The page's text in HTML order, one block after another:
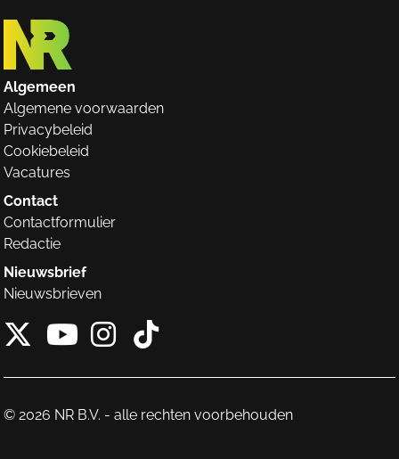
Algemeen
Algemene voorwaarden
Privacybeleid
Cookiebeleid
Vacatures
Contact
Contactformulier
Redactie
Nieuwsbrief
Nieuwsbrieven
X van NieuwRechts
Instagram van
Tiktok van
© 2026 NR B.V. - alle rechten voorbehouden